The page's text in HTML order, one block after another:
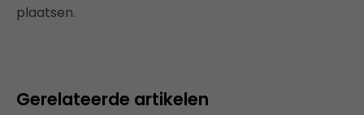
plaatsen.
Gerelateerde artikelen